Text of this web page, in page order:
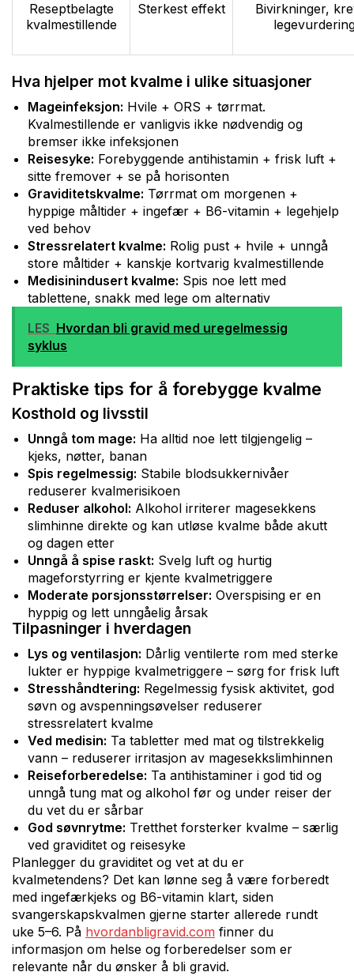
Reseptbelagte
kvalmestillende
Sterkest effekt
Bivirkninger,
Hva hjelper mot kvalme i ulike situasjoner
Mageinfeksjon: Hvile + ORS + tørrmat.
Kvalmestillende er vanligvis ikke nødvendig og
bremser ikke infeksjonen
Reisesyke: Forebyggende antihistamin + frisk luft +
sitte fremover + se på horisonten
Graviditetskvalme: Tørrmat om morgenen +
hyppige måltider + ingefær + B6-vitamin + legehjelp
ved behov
Stressrelatert kvalme: Rolig pust + hvile + unngå
store måltider + kanskje kortvarig kvalmestillende
Medisinindusert kvalme: Spis noe lett med
tablettene, snakk med lege om alternativ
LES Hvordan bli gravid med uregelmessig
syklus
Praktiske tips for å forebygge kvalme
Kosthold og livsstil
Unngå tom mage: Ha alltid noe lett tilgjengelig –
kjeks, nøtter, banan
Spis regelmessig: Stabile blodsukkernivåer
reduserer kvalmerisikoen
Reduser alkohol: Alkohol irriterer magesekkens
slimhinne direkte og kan utløse kvalme både akutt
og dagen etter
Unngå å spise raskt: Svelg luft og hurtig
mageforstyrring er kjente kvalmetriggere
Moderate porsjonsstørrelser: Overspising er en
hyppig og lett unngåelig årsak
Tilpasninger i hverdagen
Lys og ventilasjon: Dårlig ventilerte rom med sterke
lukter er hyppige kvalmetriggere – sørg for frisk luft
Stresshåndtering: Regelmessig fysisk aktivitet, god
søvn og avspenningsøvelser reduserer
stressrelatert kvalme
Ved medisin: Ta tabletter med mat og tilstrekkelig
vann – reduserer irritasjon av magesekkslimhinnen
Reiseforberedelse: Ta antihistaminer i god tid og
unngå tung mat og alkohol før og under reiser der
du vet du er sårbar
God søvnrytme: Tretthet forsterker kvalme – særlig
ved graviditet og reisesyke
Planlegger du graviditet og vet at du er
kvalmetendens? Det kan lønne seg å være forberedt
med ingefærkjeks og B6-vitamin klart, siden
svangerskapskvalmen gjerne starter allerede rundt
uke 5–6. På hvordanbligravid.com finner du
informasjon om helse og forberedelser som er
relevante når du ønsker å bli gravid.